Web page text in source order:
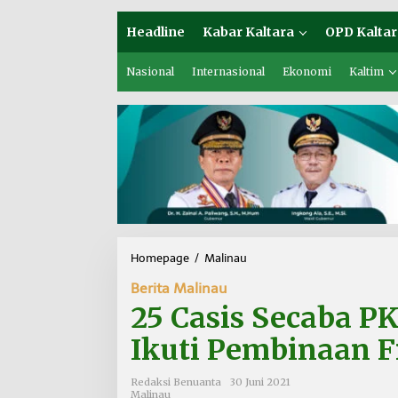
Headline Kabar Kaltara OPD
Nasional Internasional Ekonomi Kaltim
Homepage / Malinau
e
Berita Malinau
25 Casis Secaba
Ikuti Pembinaan
Redaksi Benuanta
30 Juni 2021
Malinau